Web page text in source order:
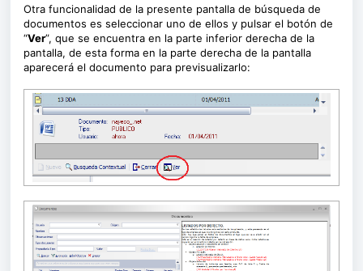
Otra funcionalidad de la presente pantalla de búsqueda de
documentos es seleccionar uno de ellos y pulsar el botón de
“Ver”, que se encuentra en la parte inferior derecha de la
pantalla, de esta forma en la parte derecha de la pantalla
aparecerá el documento para previsualizarlo: